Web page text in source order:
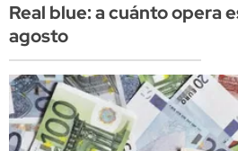
Real blue: a cuánto opera
agosto